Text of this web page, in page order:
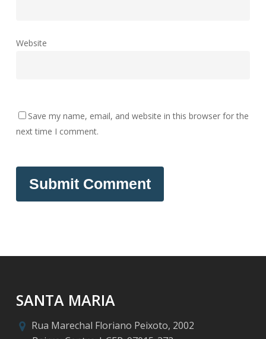
Website
Save my name, email, and website in this browser for the
next time I comment.
SANTA MARIA
Rua Marechal Floriano Peixoto, 2002